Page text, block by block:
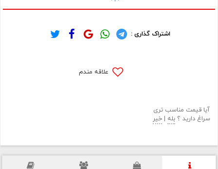
اشتراک گذاری :
علاقه مندم
آیا قیمت مناسب تری
سراغ دارید ؟ بله | خیر